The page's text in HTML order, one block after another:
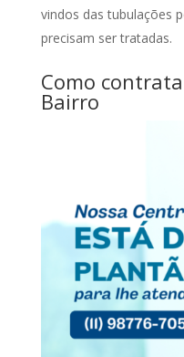
vindos das tubulações
precisam ser tratadas.
Como
Bairro